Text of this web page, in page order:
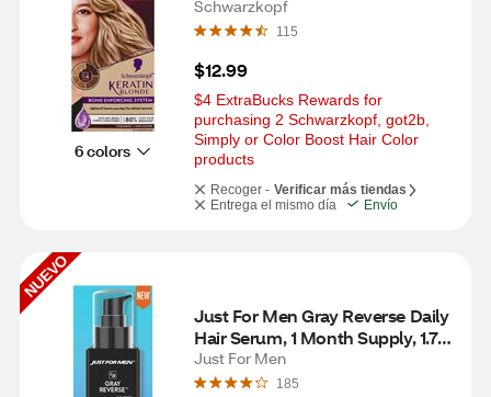
6 colors
Schwarzkopf
115
$12.99
$4 ExtraBucks Rewards for
purchasing 2 Schwarzkopf, got2b,
Simply or Color Boost Hair Color
products
Recoger - Verificar más tiendas
Entrega el mismo día
Envío
NUEVO
Just For Men Gray Reverse Daily
Hair Serum, 1 Month Supply, 1.7
OZ
Just For Men
185